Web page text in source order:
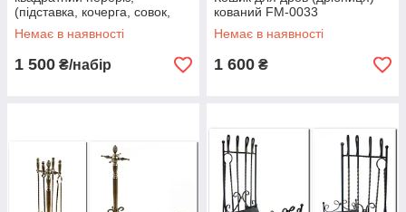
(підставка, кочерга, совок,
щітка, щипці) FM-0032
Немає в наявності
1 500 ₴/набір
кований FM-0033
Немає в наявності
1 600 ₴